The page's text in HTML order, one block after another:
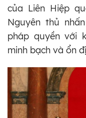
của Liên Hiệp
Nguyên thủ
pháp quyền với
minh bạch và ổn